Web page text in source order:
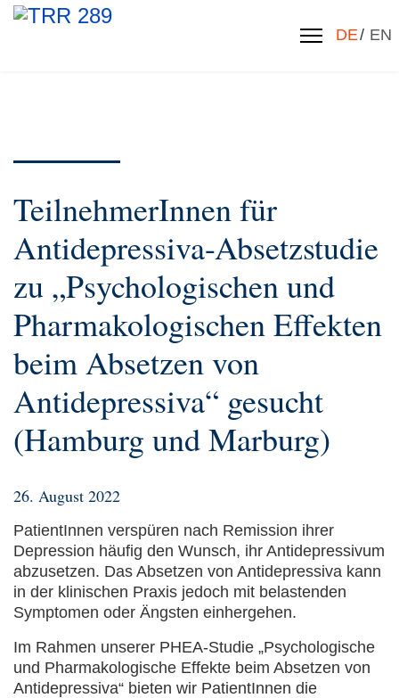
DE EN
TeilnehmerInnen für
Antidepressiva-Absetzstudie
zu „Psychologischen und
Pharmakologischen Effekten
beim Absetzen von
Antidepressiva“ gesucht
(Hamburg und Marburg)
26. August 2022
PatientInnen verspüren nach Remission ihrer
Depression häufig den Wunsch, ihr Antidepressivum
abzusetzen. Das Absetzen von Antidepressiva kann
in der klinischen Praxis jedoch mit belastenden
Symptomen oder Ängsten einhergehen.
Im Rahmen unserer PHEA-Studie „Psychologische
und Pharmakologische Effekte beim Absetzen von
Antidepressiva“ bieten wir PatientInnen die